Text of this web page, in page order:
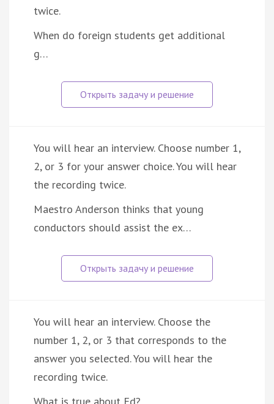
twice.
When do foreign students get additional
g…
You will hear an interview. Choose number 1,
2, or 3 for your answer choice. You will hear
the recording twice.
Maestro Anderson thinks that young
conductors should assist the ex…
You will hear an interview. Choose the
number 1, 2, or 3 that corresponds to the
answer you selected. You will hear the
recording twice.
What is true about Ed?